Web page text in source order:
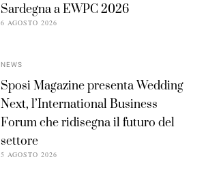
Sardegna a EWPC 2026
6 AGOSTO 2026
NEWS
Sposi Magazine presenta Wedding
Next, l’International Business
Forum che ridisegna il futuro del
settore
5 AGOSTO 2026